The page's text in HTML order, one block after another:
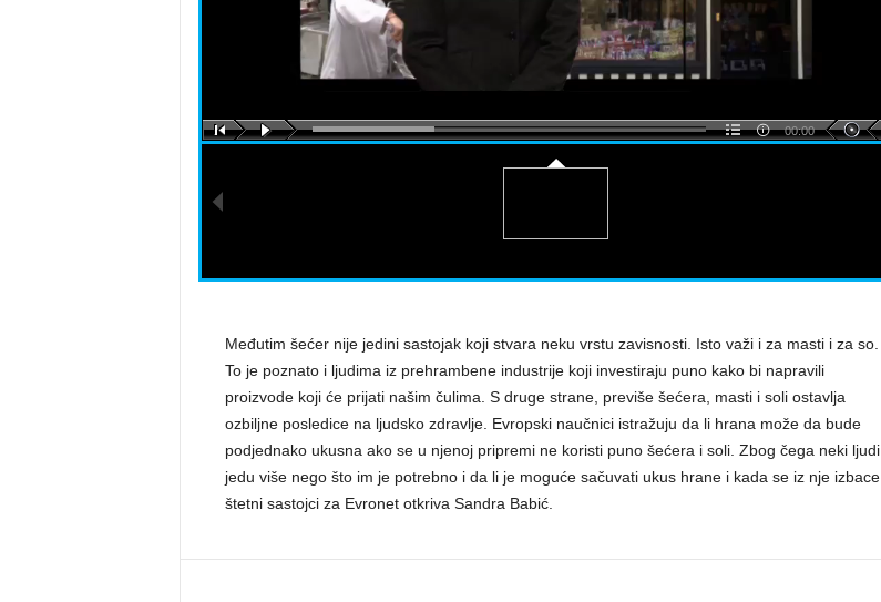
a
s
t
00:00
Međutim šećer nije jedini sastojak koji stvara neku vrstu zavisnosti. Isto važi i za masti i za so.
To je poznato i ljudima iz prehrambene industrije koji investiraju puno kako bi napravili
proizvode koji će prijati našim čulima. S druge strane, previše šećera, masti i soli ostavlja
ozbiljne posledice na ljudsko zdravlje. Evropski naučnici istražuju da li hrana može da bude
podjednako ukusna ako se u njenoj pripremi ne koristi puno šećera i soli. Zbog čega neki ljudi
jedu više nego što im je potrebno i da li je moguće sačuvati ukus hrane i kada se iz nje izbace
štetni sastojci za Evronet otkriva Sandra Babić.